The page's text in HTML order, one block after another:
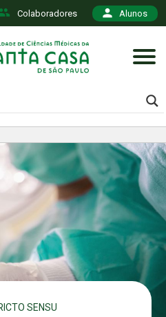
Colaboradores Alunos
SENSU